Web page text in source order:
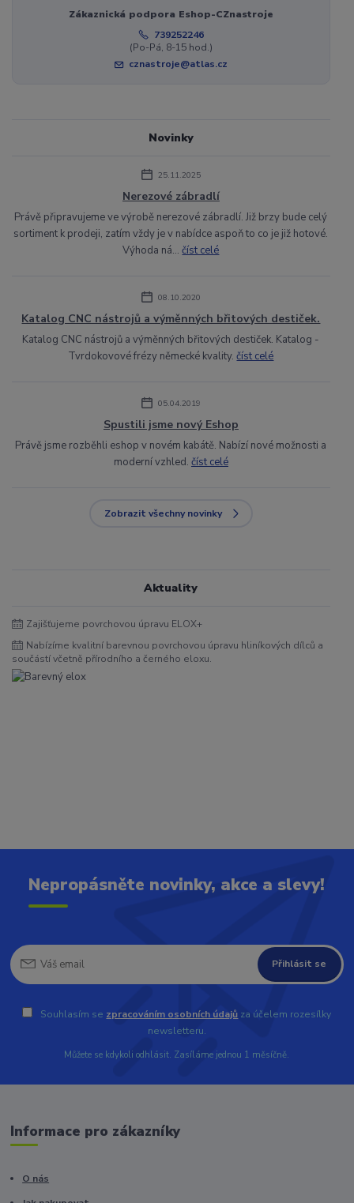
Zákaznická podpora Eshop-CZnastroje
739252246
(Po-Pá, 8-15 hod.)
cznastroje@atlas.cz
Novinky
25.11.2025
Nerezové zábradlí
Právě připravujeme ve výrobě nerezové zábradlí. Již brzy bude celý
sortiment k prodeji, zatím vždy je v nabídce aspoň to co je již hotové.
Výhoda ná...číst celé
08.10.2020
Katalog CNC nástrojů a výměnných břitových destiček.
Katalog CNC nástrojů a výměnných břitových destiček. Katalog -
Tvrdokovové frézy německé kvality.číst celé
05.04.2019
Spustili jsme nový Eshop
Právě jsme rozběhli eshop v novém kabátě. Nabízí nové možnosti a
moderní vzhled. číst celé
Zobrazit všechny novinky
Aktuality
Zajišťujeme povrchovou úpravu ELOX+
Nabízíme kvalitní barevnou povrchovou úpravu hliníkových dílců a
součástí včetně přírodního a černého eloxu.
Nepropásněte novinky, akce a slevy!
Přihlásit se
Souhlasím se zpracováním osobních údajů za účelem rozesílky
newsletteru.
Můžete se kdykoli odhlásit. Zasíláme jednou 1 měsíčně.
Informace pro zákazníky
O nás